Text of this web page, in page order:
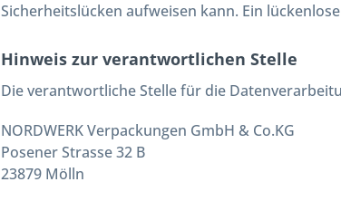
Sicherheitslücken aufweisen kann. Ein
Hinweis zur verantwortlichen Stelle
Die verantwortliche Stelle für die
NORDWERK Verpackungen GmbH & Co.KG
Posener Strasse 32 B
23879 Mölln